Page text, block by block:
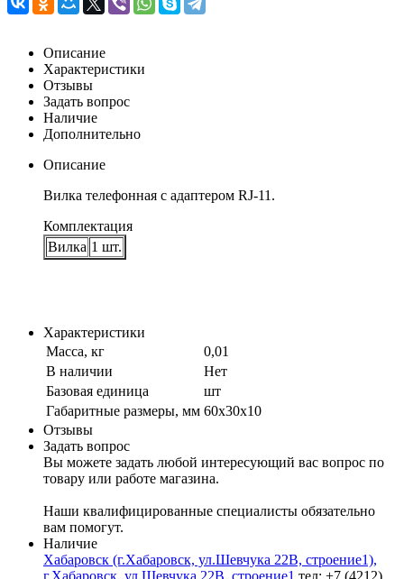
Описание
Характеристики
Отзывы
Задать вопрос
Наличие
Дополнительно
Описание
Вилка телефонная с адаптером RJ-11.
Комплектация
Вилка 1 шт.
Характеристики
Масса, кг
0,01
В наличии
Нет
Базовая единица
шт
Габаритные размеры, мм 60х30х10
Отзывы
Задать вопрос
Вы можете задать любой интересующий вас вопрос по
товару или работе магазина.
Наши квалифицированные специалисты обязательно
вам помогут.
Наличие
Хабаровск (г.Хабаровск, ул.Шевчука 22В, строение1),
г.Хабаровск, ул.Шевчука 22В, строение1 тел: +7 (4212)